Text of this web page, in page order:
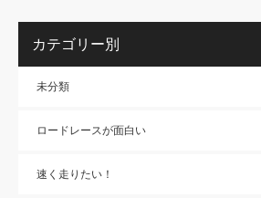
カテゴリー別
未分類
ロードレースが面白い
速く走りたい！